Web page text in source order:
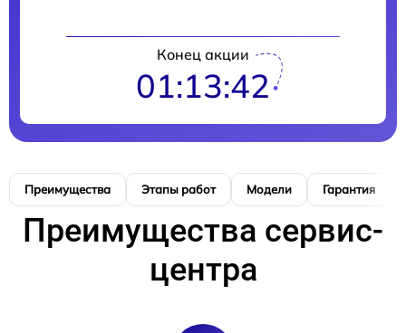
Конец акции
01:13:41
Преимущества Этапы работ Модели Гарантия
Преимущества сервис-
центра